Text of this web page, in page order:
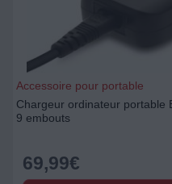
Accessoire pour portable
Chargeur ordinateur portable
9 embouts
69,99€